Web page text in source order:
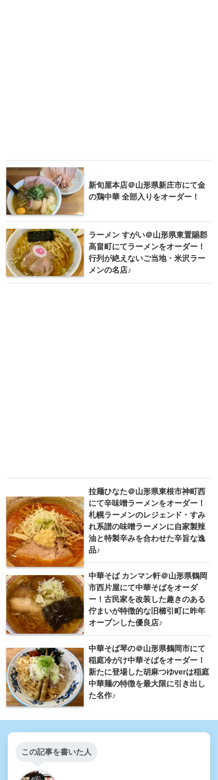
新旬屋本店＠山形県新庄市にて金
の鶏中華 全部入りをオーダー！
ラーメン すがい＠山形県東置賜郡
高畠町にてラーメンをオーダー！
行列が絶えないご当地・米沢ラー
メンの名店♪
拉麺ひなた＠山形県東根市神町西
にて辛味噌ラーメンをオーダー！
札幌ラーメンのレジェンド・すみ
れ系譜の味噌ラーメンに自家製辣
油と特製辛みを合わせた辛旨な逸
品♪
中華そば カンマン軒＠山形県鶴岡
市西片屋にて中華そばをオーダ
ー！古民家を改装した趣きのある
佇まいが特徴的な旧櫛引町に昨年
オープンした優良店♪
中華そば 琴の＠山形県鶴岡市にて
稲庭冷がけ中華そばをオーダー！
新たに登場した胡麻つゆverは稲庭
中華麺の特徴を最大限に引き出し
た名作♪
この記事を書いた人